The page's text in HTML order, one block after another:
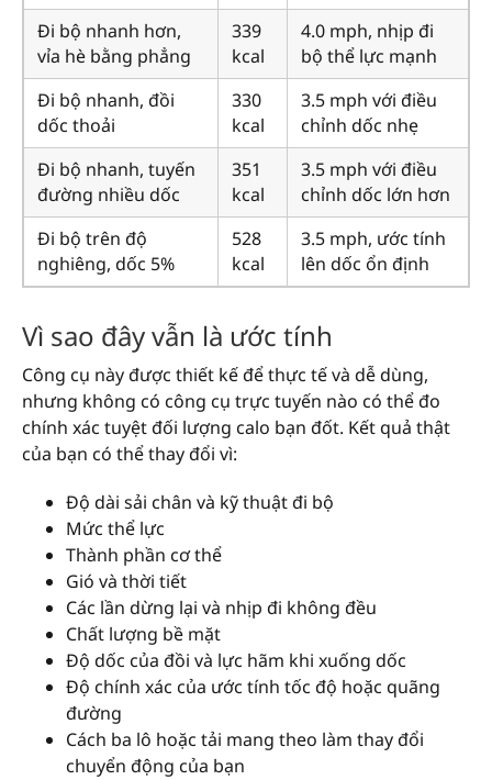
Đi bộ nhanh hơn,
vỉa hè bằng phẳng
339
kcal
4.0 mph, nhịp đi
bộ thể lực mạnh
Đi bộ nhanh, đồi
dốc thoải
330
kcal
3.5 mph với điều
chỉnh dốc nhẹ
Đi bộ nhanh, tuyến
đường nhiều dốc
351
kcal
3.5 mph với điều
chỉnh dốc lớn hơn
Đi bộ trên độ
nghiêng, dốc 5%
528
kcal
3.5 mph, ước tính
lên dốc ổn định
Vì sao đây vẫn là ước tính
Công cụ này được thiết kế để thực tế và dễ dùng,
nhưng không có công cụ trực tuyến nào có thể đo
chính xác tuyệt đối lượng calo bạn đốt. Kết quả thật
của bạn có thể thay đổi vì:
Độ dài sải chân và kỹ thuật đi bộ
Mức thể lực
Thành phần cơ thể
Gió và thời tiết
Các lần dừng lại và nhịp đi không đều
Chất lượng bề mặt
Độ dốc của đồi và lực hãm khi xuống dốc
Độ chính xác của ước tính tốc độ hoặc quãng
đường
Cách ba lô hoặc tải mang theo làm thay đổi
chuyển động của bạn